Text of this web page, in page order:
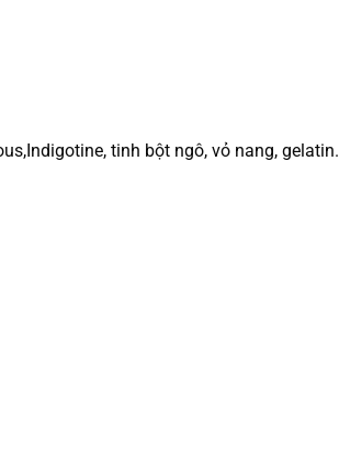
tinh bột ngô, vỏ nang, gelatin.